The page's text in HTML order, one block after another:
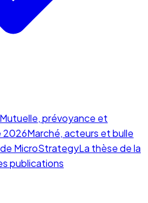
Mutuelle, prévoyance et
2026Marché, acteurs et bulle
MicroStrategyLa thèse de la
publications